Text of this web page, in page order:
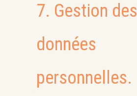
7. Gestion des
données
personnelles.